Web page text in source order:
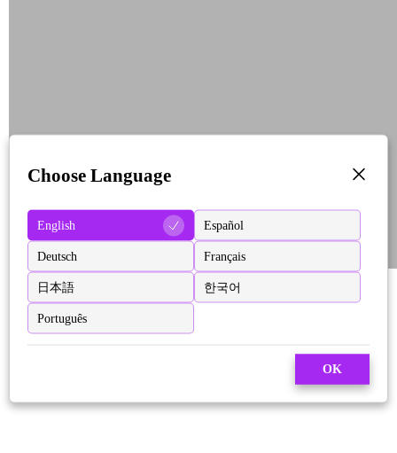
Choose Language
English Español
Deutsch Français
日本語 한국어
Português
OK